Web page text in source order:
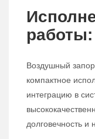
работы:
Воздушный
компактное
интеграцию в
долговечность и